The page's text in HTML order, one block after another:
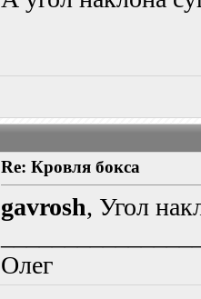
Re: Кровля бокса
gavrosh, Угол
Олег